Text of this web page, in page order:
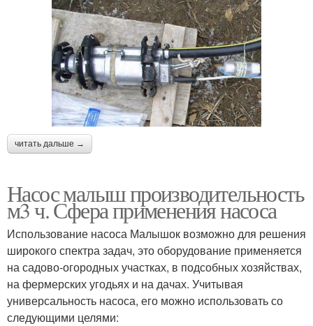
читать дальше →
Насос малыш производительность
м3 ч. Сфера применения насоса
Использование насоса Малышок возможно для решения
широкого спектра задач, это оборудование применяется
на садово-огородных участках, в подсобных хозяйствах,
на фермерских угодьях и на дачах. Учитывая
универсальность насоса, его можно использовать со
следующими целями: